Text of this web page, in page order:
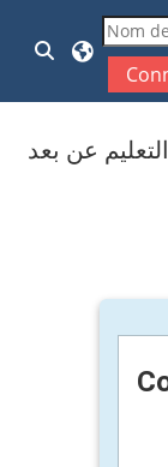
Passer au contenu
Activer/